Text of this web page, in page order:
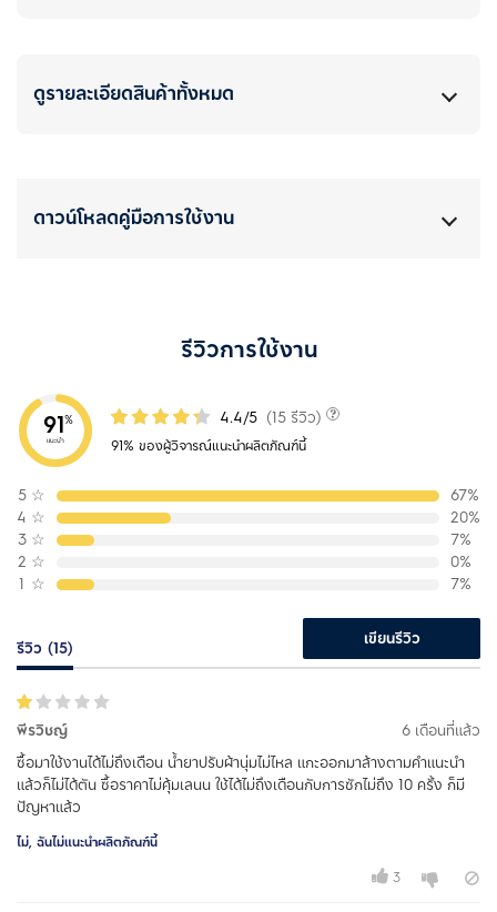
ดูรายละเอียดสินค้าทั้งหมด
ดาวน์โหลดคู่มือการใช้งาน
รีวิวการใช้งาน
91%
แนะนำ
4.4/5 (15 รีวิว)
91% ของผู้วิจารณ์แนะนำผลิตภัณฑ์นี้
5 ☆
67%
4 ☆
20%
3 ☆
7%
2 ☆
0%
1 ☆ 7%
รีวิว (15) เขียนรีวิว
พีรวิชญ์
6 เดือนที่แล้ว
ซื้อมาใช้งานได้ไม่ถึงเดือน น้ำยาปรับผ้านุ่มไม่ไหล แกะออกมาล้างตามคำแนะนำ
แล้วก็ไม่ได้ตัน ซื้อราคาไม่คุ้มเลนน ใช้ได้ไม่ถึงเดือนกับการซักไม่ถึง 10 ครั้ง ก็มี
ปัญหาแล้ว
ไม่, ฉันไม่แนะนำผลิตภัณฑ์นี้
3